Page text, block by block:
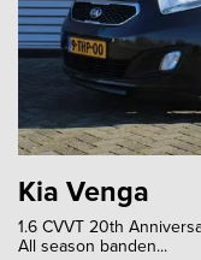
Kia Venga
1.6 CVVT 20th
All season banden...